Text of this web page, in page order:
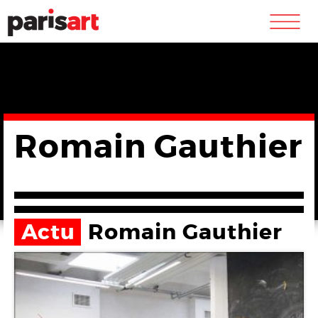
m
Romain Gauthier
Actu Romain Gauthier